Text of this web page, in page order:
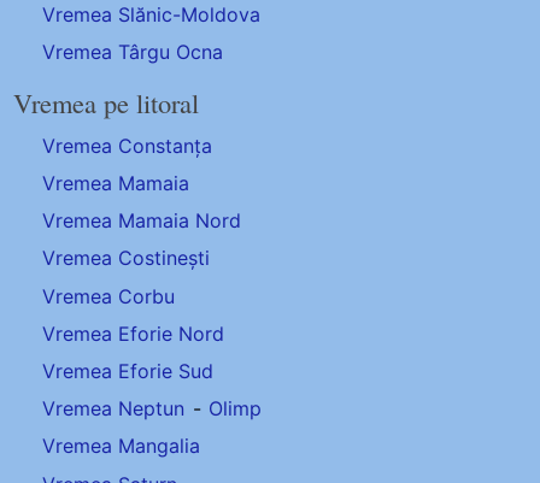
Vremea Slănic-Moldova
Vremea Târgu Ocna
Vremea pe litoral
Vremea Constanța
Vremea Mamaia
Vremea Mamaia Nord
Vremea Costinești
Vremea Corbu
Vremea Eforie Nord
Vremea Eforie Sud
Vremea Neptun - Olimp
Vremea Mangalia